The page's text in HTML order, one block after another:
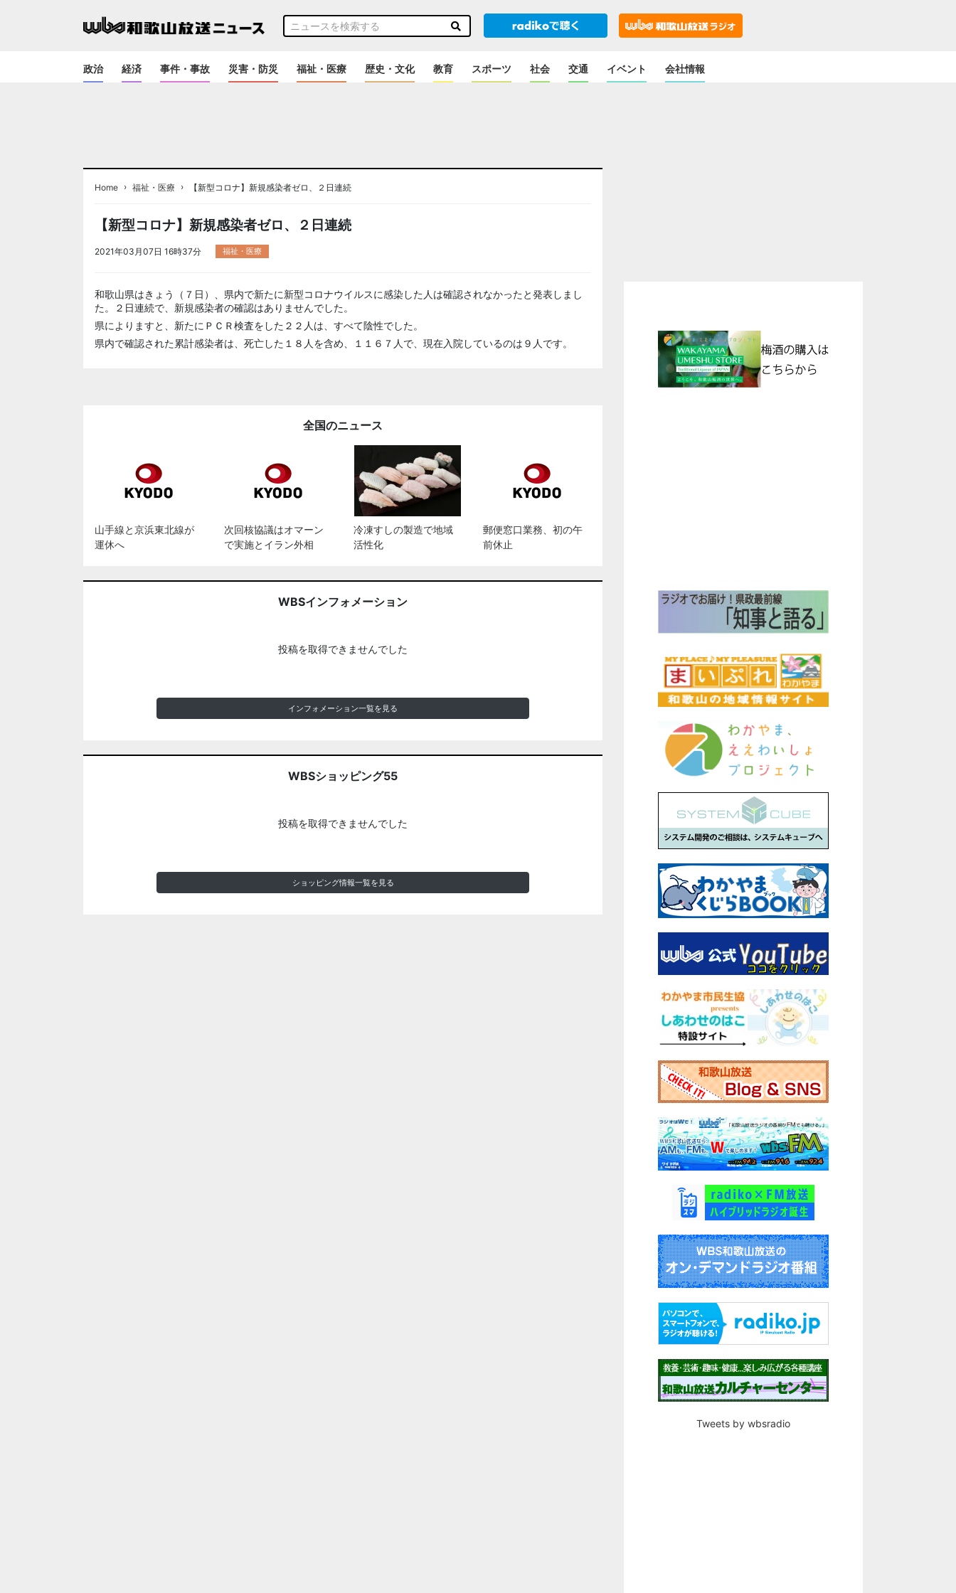
政治 経済 事件・事故 災害・防災 福祉・医療 歴史・文化 教育 スポーツ 社会 交通 イベント 会社情報
Home › 福祉・医療 › 【新型コロナ】新規感染者ゼロ、２日連続
【新型コロナ】新規感染者ゼロ、２日連続
2021年03月07日 16時37分 福祉・医療
和歌山県はきょう（７日）、県内で新たに新型コロナウイルスに感染した人は確認されなかったと発表しまし
た。２日連続で、新規感染者の確認はありませんでした。
県によりますと、新たにＰＣＲ検査をした２２人は、すべて陰性でした。
県内で確認された累計感染者は、死亡した１８人を含め、１１６７人で、現在入院しているのは９人です。
全国のニュース
山手線と京浜東北線が
運休へ
次回核協議はオマーン
で実施とイラン外相
冷凍すしの製造で地域
活性化
郵便窓口業務、初の午
前休止
WBSインフォメーション
投稿を取得できませんでした
インフォメーション一覧を見る
WBSショッピング55
投稿を取得できませんでした
ショッピング情報一覧を見る
Tweets by wbsradio